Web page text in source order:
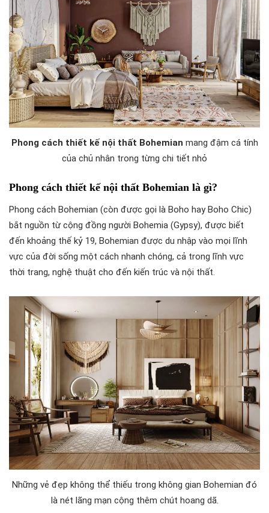
Phong cách thiết kế nội thất Bohemian mang đậm cá tính
của chủ nhân trong từng chi tiết nhỏ
Phong cách thiết kế nội thất Bohemian là gì?
Phong cách Bohemian (còn được gọi là Boho hay Boho Chic)
bắt nguồn từ cộng đồng người Bohemia (Gypsy), được biết
đến khoảng thế kỷ 19, Bohemian được du nhập vào mọi lĩnh
vực của đời sống một cách nhanh chóng, cả trong lĩnh vực
thời trang, nghệ thuật cho đến kiến trúc và nội thất.
Những vẻ đẹp không thể thiếu trong không gian Bohemian đó
là nét lãng mạn cộng thêm chút hoang dã.